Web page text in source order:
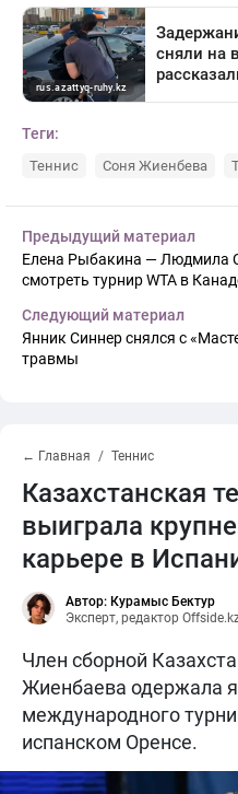
Теги:
Теннис Соня Жиенбева
Предыдущий материал
Елена Рыбакина — Людмила
смотреть турнир WTA в
Следующий материал
Янник Синнер снялся с
травмы
← Главная Теннис
Казахстанская
выиграла
карьере в
Автор: Курамыс Бектур
Эксперт, редактор
Член сборной
Жиенбаева одержала
международного
испанском Оренсе.